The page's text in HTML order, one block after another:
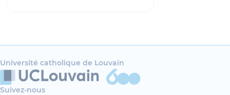
Université catholique de Louvain
Suivez-nous